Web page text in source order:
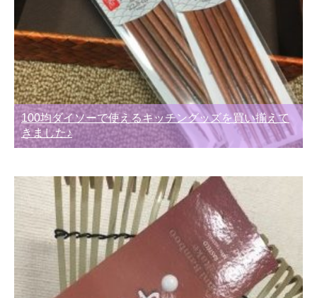
100均ダイソーで使えるキッチングッズを買い揃えて
きました♪